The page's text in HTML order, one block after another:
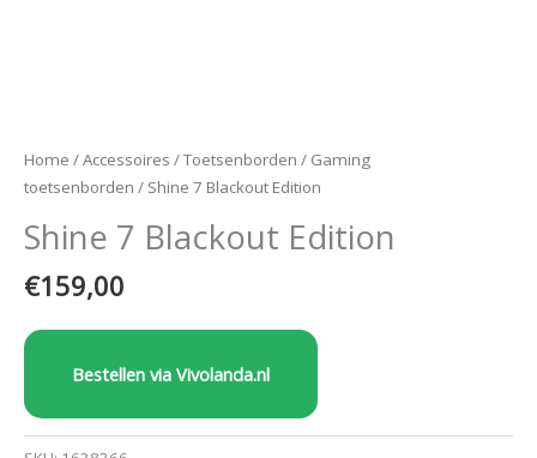
Home /Accessoires /Toetsenborden / Gaming
toetsenborden / Shine 7 Blackout Edition
Shine 7 Blackout Edition
€159,00
Bestellen via Vivolanda.nl